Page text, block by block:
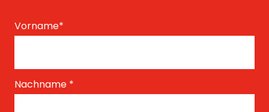
Vorname*
Nachname *